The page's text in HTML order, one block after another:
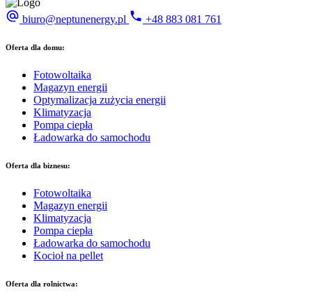
biuro@neptunenergy.pl +48 883 081 761
Oferta dla domu:
Fotowoltaika
Magazyn energii
Optymalizacja zużycia energii
Klimatyzacja
Pompa ciepła
Ładowarka do samochodu
Oferta dla biznesu:
Fotowoltaika
Magazyn energii
Klimatyzacja
Pompa ciepła
Ładowarka do samochodu
Kocioł na pellet
Oferta dla rolnictwa: